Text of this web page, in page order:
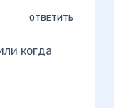
ОТВЕТИТЬ
когда